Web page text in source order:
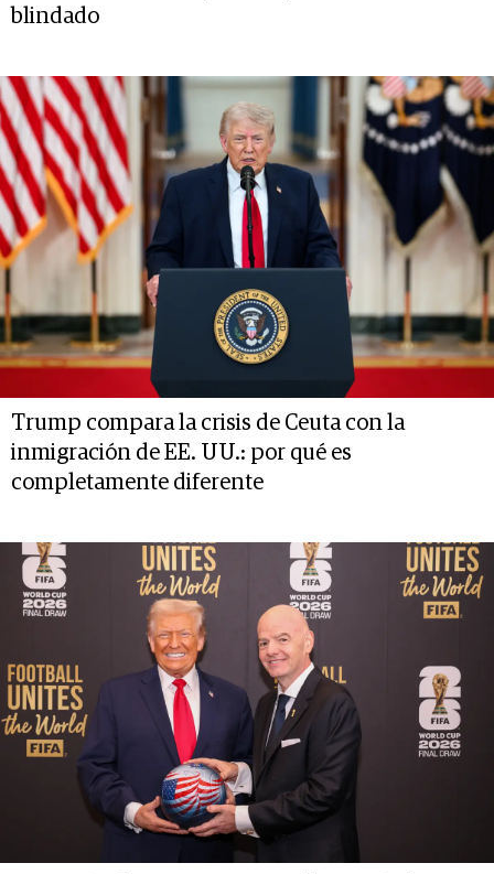
blindado
Trump compara la crisis de Ceuta con la
inmigración de EE. UU.: por qué es
completamente diferente